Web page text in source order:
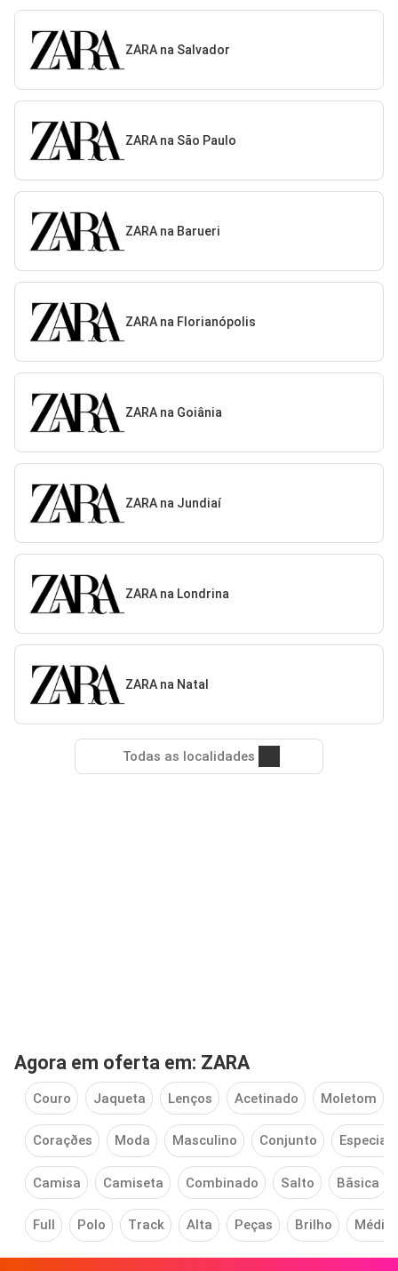
ZARA na Salvador
ZARA na São Paulo
ZARA na Barueri
ZARA na Florianópolis
ZARA na Goiânia
ZARA na Jundiaí
ZARA na Londrina
ZARA na Natal
Todas as localidades
Agora em oferta em: ZARA
Couro Jaqueta Lenços Acetinado Moletom
Coraçðes Moda Masculino Conjunto Especial
Camisa Camiseta Combinado Salto Bãsica
Full Polo Track Alta Peças Brilho Médio